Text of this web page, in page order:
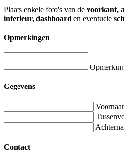
Plaats enkele foto's van de voorkant,
interieur, dashboard en eventuele
Opmerkingen
Gegevens
Contact